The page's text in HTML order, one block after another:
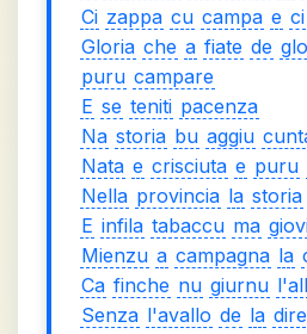
Ci zappa cu campa e ci
Gloria che a fiate de
puru campare
E se teniti pacenza
Na storia bu aggiu
Nata e crisciuta e puru
Nella provincia la storia
E infila tabaccu ma
Mienzu a campagna la
Ca finche nu giurnu
Senza l'avallo de la